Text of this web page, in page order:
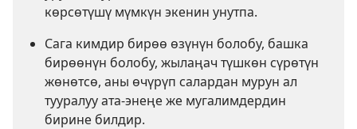
көрсөтүшү мүмкүн экенин унутпа.
Сага кимдир бирөө өзүнүн болобу, башка
бирөөнүн болобу, жылаңач түшкөн сүрөтүн
жөнөтсө, аны өчүрүп салардан мурун ал
тууралуу ата-энеңе же мугалимдердин
бирине билдир.